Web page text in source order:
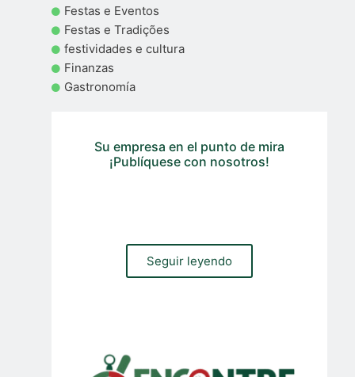
Festas e Eventos
Festas e Tradições
festividades e cultura
Finanzas
Gastronomía
Su empresa en el punto de mira
¡Publíquese con nosotros!
Seguir leyendo